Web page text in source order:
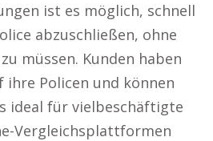
ist es möglich, schnell
abzuschließen, ohne
müssen. Kunden haben
Policen und können
ideal für vielbeschäftigte
Vergleichsplattformen